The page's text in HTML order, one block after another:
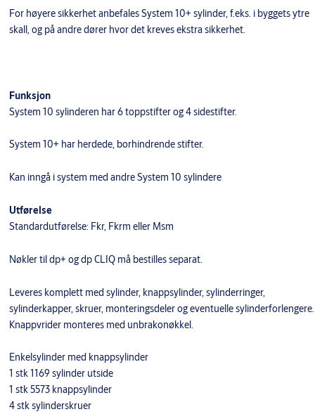
For høyere sikkerhet anbefales System 10+ sylinder, f.eks. i byggets ytre
skall, og på andre dører hvor det kreves ekstra sikkerhet.
Funksjon
System 10 sylinderen har 6 toppstifter og 4 sidestifter.
System 10+ har herdede, borhindrende stifter.
Kan inngå i system med andre System 10 sylindere
Utførelse
Standardutførelse: Fkr, Fkrm eller Msm
Nøkler til dp+ og dp CLIQ må bestilles separat.
Leveres komplett med sylinder, knappsylinder, sylinderringer,
sylinderkapper, skruer, monteringsdeler og eventuelle sylinderforlengere.
Knappvrider monteres med unbrakonøkkel.
Enkelsylinder med knappsylinder
1 stk 1169 sylinder utside
1 stk 5573 knappsylinder
4 stk sylinderskruer